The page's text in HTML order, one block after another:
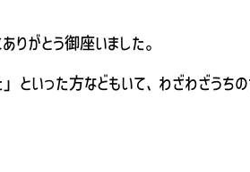
りがとう御座いました。
いった方などもいて、わざわざうち